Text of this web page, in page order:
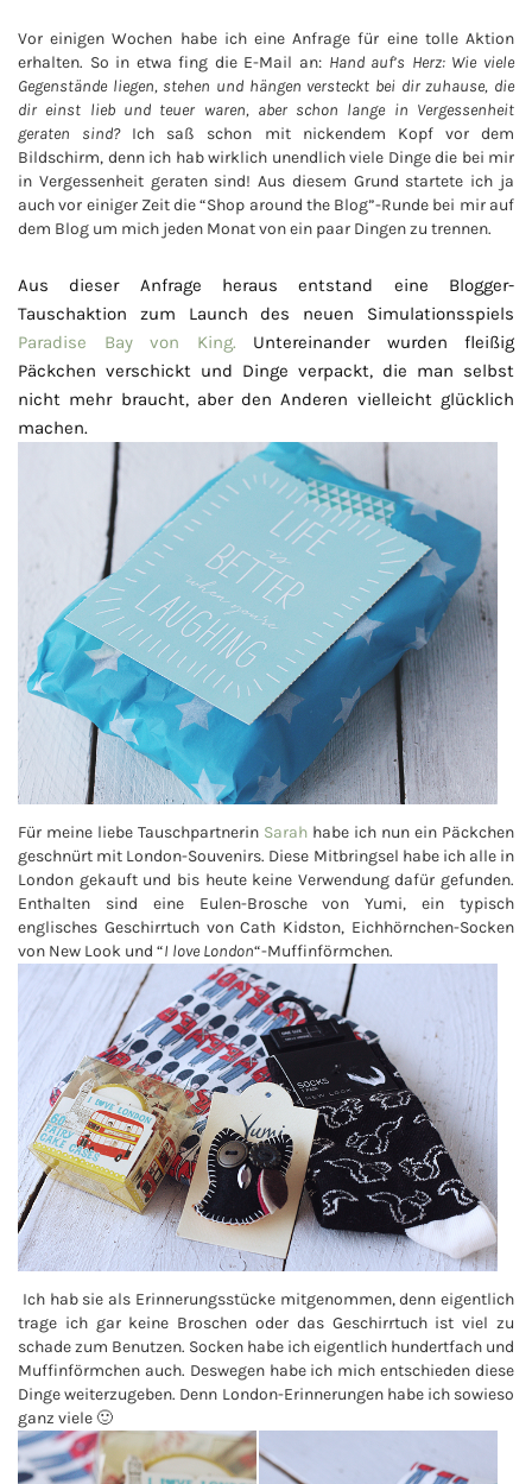
Vor einigen Wochen habe ich eine Anfrage für eine tolle Aktion
erhalten. So in etwa fing die E-Mail an: Hand auf’s Herz: Wie viele
Gegenstände liegen, stehen und hängen versteckt bei dir zuhause, die
dir einst lieb und teuer waren, aber schon lange in Vergessenheit
geraten sind? Ich saß schon mit nickendem Kopf vor dem
Bildschirm, denn ich hab wirklich unendlich viele Dinge die bei mir
in Vergessenheit geraten sind! Aus diesem Grund startete ich ja
auch vor einiger Zeit die “Shop around the Blog”-Runde bei mir auf
dem Blog um mich jeden Monat von ein paar Dingen zu trennen.
Aus dieser Anfrage heraus entstand eine Blogger-
Tauschaktion zum Launch des neuen Simulationsspiels
Paradise Bay von King. Untereinander wurden fleißig
Päckchen verschickt und Dinge verpackt, die man selbst
nicht mehr braucht, aber den Anderen vielleicht glücklich
machen.
Für meine liebe Tauschpartnerin Sarah habe ich nun ein Päckchen
geschnürt mit London-Souvenirs. Diese Mitbringsel habe ich alle in
London gekauft und bis heute keine Verwendung dafür gefunden.
Enthalten sind eine Eulen-Brosche von Yumi, ein typisch
englisches Geschirrtuch von Cath Kidston, Eichhörnchen-Socken
von New Look und “I love London“-Muffinförmchen.
Ich hab sie als Erinnerungsstücke mitgenommen, denn eigentlich
trage ich gar keine Broschen oder das Geschirrtuch ist viel zu
schade zum Benutzen. Socken habe ich eigentlich hundertfach und
Muffinförmchen auch. Deswegen habe ich mich entschieden diese
Dinge weiterzugeben. Denn London-Erinnerungen habe ich sowieso
ganz viele 🙂